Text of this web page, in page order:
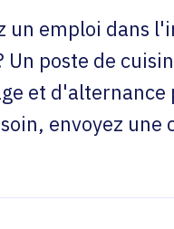
un emploi dans
poste de
et d'alternance
envoyez